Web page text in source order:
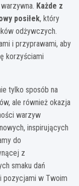
Każde z
posiłek, który
odżywczych.
i przyprawami, aby
korzyściami
tylko sposób na
ale również okazja
warzyw
inspirujących
do
z
smaku dań
pozycjami w Twoim